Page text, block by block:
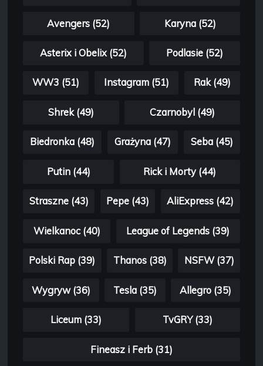
Avengers (52) Karyna (52)
Asterix i Obelix (52) Podlasie (52)
WW3 (51) Instagram (51) Rak (49)
Shrek (49) Czarnobyl (49)
Biedronka (48) Grażyna (47) Seba (45)
Putin (44) Rick i Morty (44)
Straszne (43) Pepe (43) AliExpress (42)
Wielkanoc (40) League of Legends (39)
Polski Rap (39) Thanos (38) NSFW (37)
Wygryw (36) Tesla (35) Allegro (35)
Liceum (33) TvGRY (33)
Fineasz i Ferb (31)